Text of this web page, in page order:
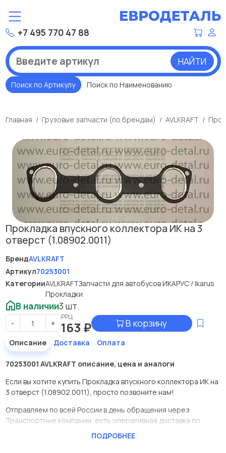
+7 495 770 47 88
НАЙТИ
Поиск по Артикулу Поиск по Наименованию
Главная Грузовые запчасти (по брендам) AVLKRAFT
Прокладка впускного коллектора ИК на 3
отверст (1.08902.0011)
БрендAVLKRAFT
Артикул70253001
КатегорииAVLKRAFTЗапчасти для автобусов ИКАРУС / Ikarus
Прокладки
В наличии3 шт.
- +
РРЦ
163 ₽ В корзину
Описание Доставка Оплата
70253001 AVLKRAFT описание, цена и аналоги
Если вы хотите купить Прокладка впускного коллектора ИК на
3 отверст (1.08902.0011), просто позвоните нам!
Отправляем по всей России в день обращения через
Транспортные компании, есть оперативная доставка по
ПОДРОБНЕЕ